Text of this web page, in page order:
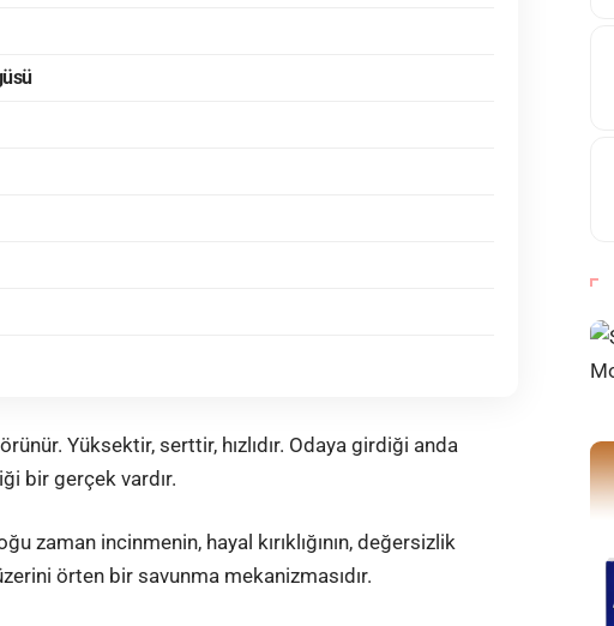
Yüksektir, serttir, hızlıdır. Odaya girdiği anda
bir gerçek vardır.
zaman incinmenin, hayal kırıklığının, değersizlik
örten bir savunma mekanizmasıdır.